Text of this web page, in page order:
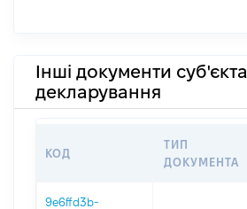
Інші документи суб'єкта
декларування
КОД
ТИП
ДОКУМЕНТА
9e6ffd3b-